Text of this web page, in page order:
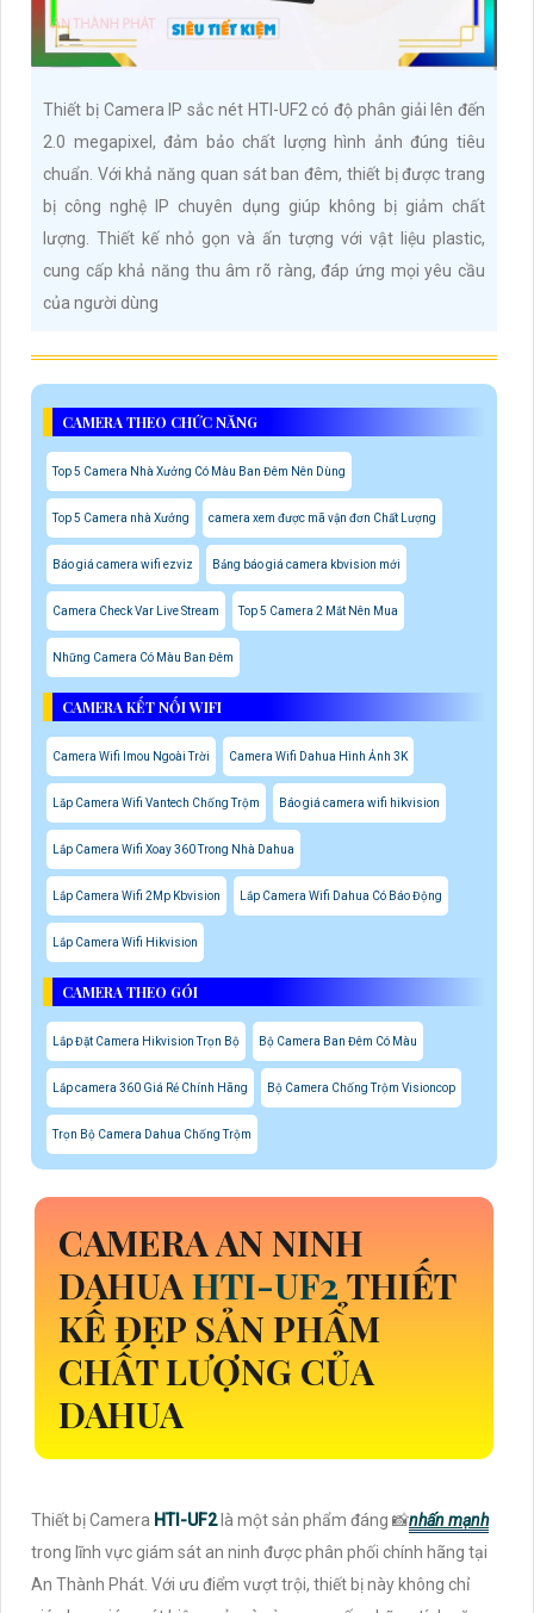
Thiết bị Camera IP sắc nét HTI-UF2 có độ phân giải lên đến
2.0 megapixel, đảm bảo chất lượng hình ảnh đúng tiêu
chuẩn. Với khả năng quan sát ban đêm, thiết bị được trang
bị công nghệ IP chuyên dụng giúp không bị giảm chất
lượng. Thiết kế nhỏ gọn và ấn tượng với vật liệu plastic,
cung cấp khả năng thu âm rõ ràng, đáp ứng mọi yêu cầu
của người dùng
CAMERA THEO CHỨC NĂNG
Top 5 Camera Nhà Xưởng Có Màu Ban Đêm Nên Dùng
Top 5 Camera nhà Xưởng camera xem được mã vận đơn Chất Lượng
Báo giá camera wifi ezviz Bảng báo giá camera kbvision mới
Camera Check Var Live Stream Top 5 Camera 2 Mắt Nên Mua
Những Camera Có Màu Ban Đêm
CAMERA KẾT NỐI WIFI
Camera Wifi Imou Ngoài Trời Camera Wifi Dahua Hình Ảnh 3K
Lăp Camera Wifi Vantech Chống Trộm Báo giá camera wifi hikvision
Lắp Camera Wifi Xoay 360 Trong Nhà Dahua
Lắp Camera Wifi 2Mp Kbvision Lắp Camera Wifi Dahua Có Báo Động
Lắp Camera Wifi Hikvision
CAMERA THEO GÓI
Lắp Đặt Camera Hikvision Trọn Bộ Bộ Camera Ban Đêm Có Màu
Lắp camera 360 Giá Rẻ Chính Hãng Bộ Camera Chống Trộm Visioncop
Trọn Bộ Camera Dahua Chống Trộm
CAMERA AN NINH
DAHUAHTI-UF2 THIẾT
KẾ ĐẸP SẢN PHẨM
CHẤT LƯỢNG CỦA
DAHUA
Thiết bị Camera HTI-UF2 là một sản phẩm đáng 📸nhấn mạnh
trong lĩnh vực giám sát an ninh được phân phối chính hãng tại
An Thành Phát. Với ưu điểm vượt trội, thiết bị này không chỉ